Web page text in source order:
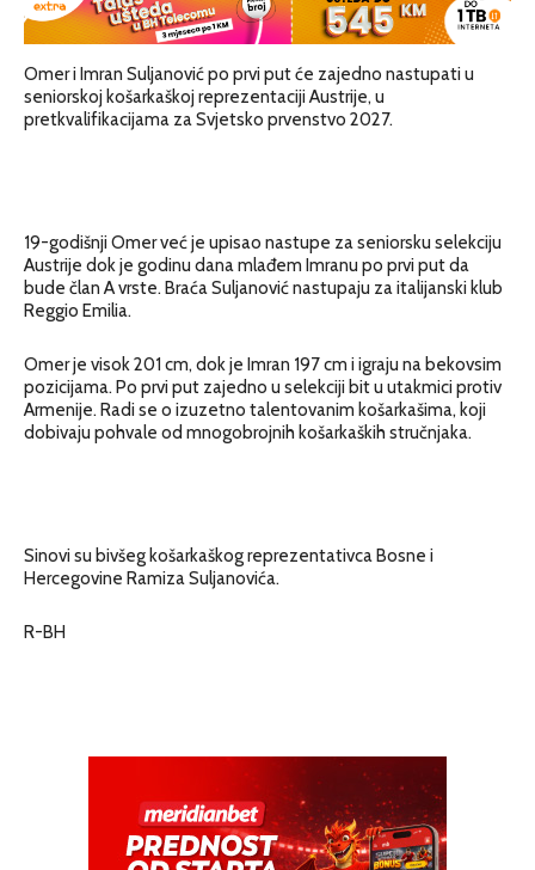
Omer i Imran Suljanović po prvi put će zajedno nastupati u
seniorskoj košarkaškoj reprezentaciji Austrije, u
pretkvalifikacijama za Svjetsko prvenstvo 2027.
19-godišnji Omer već je upisao nastupe za seniorsku selekciju
Austrije dok je godinu dana mlađem Imranu po prvi put da
bude član A vrste. Braća Suljanović nastupaju za italijanski klub
Reggio Emilia.
Omer je visok 201 cm, dok je Imran 197 cm i igraju na bekovsim
pozicijama. Po prvi put zajedno u selekciji bit u utakmici protiv
Armenije. Radi se o izuzetno talentovanim košarkašima, koji
dobivaju pohvale od mnogobrojnih košarkaških stručnjaka.
Sinovi su bivšeg košarkaškog reprezentativca Bosne i
Hercegovine Ramiza Suljanovića.
R-BH